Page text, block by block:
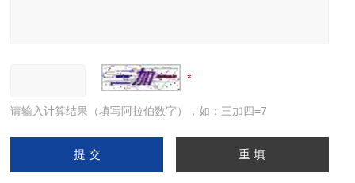
请输入计算结果（填写阿拉伯数字），如：三加四=7